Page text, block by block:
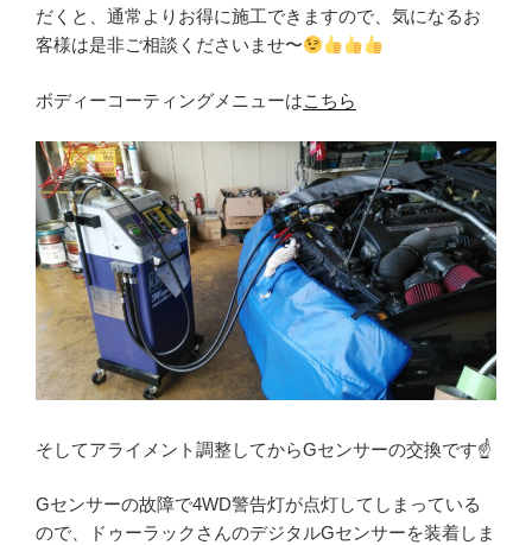
だくと、通常よりお得に施工できますので、気になるお
客様は是非ご相談くださいませ〜
ボディーコーティングメニューはこちら
そしてアライメント調整してからGセンサーの交換です☝️
Gセンサーの故障で4WD警告灯が点灯してしまっている
ので、ドゥーラックさんのデジタルGセンサーを装着しま